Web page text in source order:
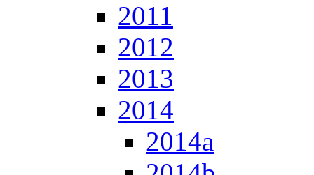
2011
2012
2013
2014
2014a